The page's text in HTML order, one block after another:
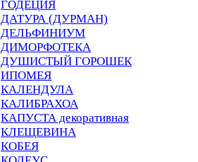
ГОДЕЦИЯ
ДАТУРА (ДУРМАН)
ДЕЛЬФИНИУМ
ДИМОРФОТЕКА
ДУШИСТЫЙ ГОРОШЕК
ИПОМЕЯ
КАЛЕНДУЛА
КАЛИБРАХОА
КАПУСТА декоративная
КЛЕЩЕВИНА
КОБЕЯ